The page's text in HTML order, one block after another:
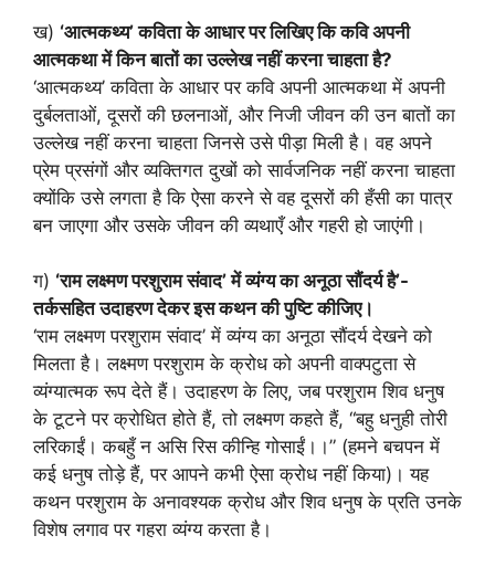
ख) ‘आत्मकथ्य’ कविता के आधार पर लिखिए कि कवि अपनी
आत्मकथा में किन बातों का उल्लेख नहीं करना चाहता है?
‘आत्मकथ्य’ कविता के आधार पर कवि अपनी आत्मकथा में अपनी
दुर्बलताओं, दूसरों की छलनाओं, और निजी जीवन की उन बातों का
उल्लेख नहीं करना चाहता जिनसे उसे पीड़ा मिली है। वह अपने
प्रेम प्रसंगों और व्यक्तिगत दुखों को सार्वजनिक नहीं करना चाहता
क्योंकि उसे लगता है कि ऐसा करने से वह दूसरों की हँसी का पात्र
बन जाएगा और उसके जीवन की व्यथाएँ और गहरी हो जाएंगी।
ग) ‘राम लक्ष्मण परशुराम संवाद’ में व्यंग्य का अनूठा सौंदर्य है’-
तर्कसहित उदाहरण देकर इस कथन की पुष्टि कीजिए।
‘राम लक्ष्मण परशुराम संवाद’ में व्यंग्य का अनूठा सौंदर्य देखने को
मिलता है। लक्ष्मण परशुराम के क्रोध को अपनी वाक्पटुता से
व्यंग्यात्मक रूप देते हैं। उदाहरण के लिए, जब परशुराम शिव धनुष
के टूटने पर क्रोधित होते हैं, तो लक्ष्मण कहते हैं, “बहु धनुही तोरी
लरिकाईं। कबहुँ न असि रिस कीन्हि गोसाईं।।” (हमने बचपन में
कई धनुष तोड़े हैं, पर आपने कभी ऐसा क्रोध नहीं किया)। यह
कथन परशुराम के अनावश्यक क्रोध और शिव धनुष के प्रति उनके
विशेष लगाव पर गहरा व्यंग्य करता है।